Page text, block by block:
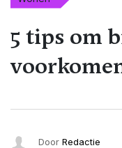
5 tips om
Door Redactie